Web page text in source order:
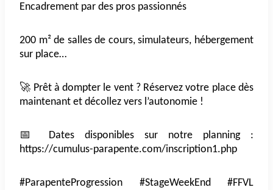
Encadrement par des pros passionnés
200 m² de salles de cours, simulateurs, hébergement
sur place…
🚀 Prêt à dompter le vent ? Réservez votre place dès
maintenant et décollez vers l’autonomie !
📅 Dates disponibles sur notre planning :
https://cumulus-parapente.com/inscription1.php
#ParapenteProgression #StageWeekEnd #FFVL